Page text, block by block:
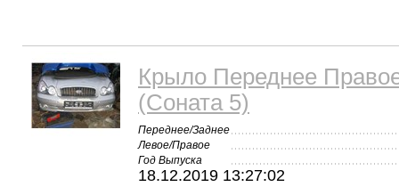
Крыло Переднее
(Соната 5)
Переднее/Заднее
Левое/Правое
Год Выпуска
18.12.2019 13:27:02